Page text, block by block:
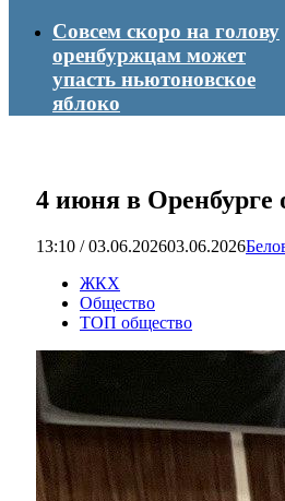
Совсем скоро на голову
оренбуржцам может
упасть ньютоновское
яблоко
4 июня в Оренбурге
13:10 / 03.06.202603.06.2026
ЖКХ
Общество
ТОП общество